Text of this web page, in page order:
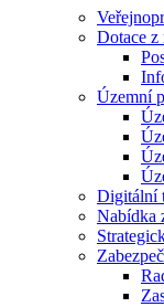
Dotace z
Územní
Digitální
Nabídka